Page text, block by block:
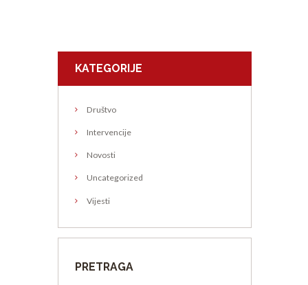
KATEGORIJE
Društvo
Intervencije
Novosti
Uncategorized
Vijesti
PRETRAGA